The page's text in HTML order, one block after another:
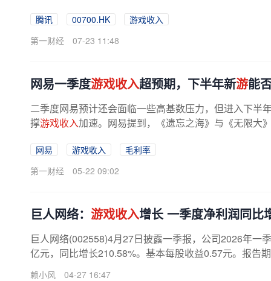
腾讯 00700.HK
游戏收入
第一财经
07-23 11:48
网易一季度游戏收入超预期，下半年新游能
二季度网易预计还会面临一些高基数压力，但进入下半
撑游戏收入加速。网易提到，《遗忘之海》与《无限大
网易 游戏收入
毛利率
第一财经
05-22 09:02
巨人网络： 游戏收入增长 一季度净利润同比
巨人网络(002558)4月27日披露一季报，公司2026年一
亿元，同比增长210.58%。基本每股收益0.57元。报告
赖小风 04-27 16:47